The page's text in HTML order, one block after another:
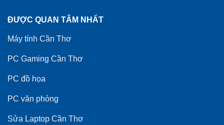
ĐƯỢC QUAN TÂM NHẤT
Máy tính Cần Thơ
PC Gaming Cần Thơ
PC đồ họa
PC văn phòng
Sửa Laptop Cần Thơ